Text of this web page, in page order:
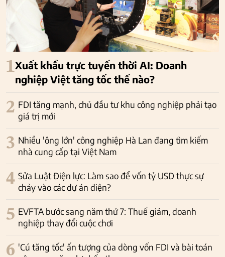
1Xuất khẩu trực tuyến thời AI: Doanh
nghiệp Việt tăng tốc thế nào?
2 FDI tăng mạnh, chủ đầu tư khu công nghiệp phải tạo
giá trị mới
3 Nhiều 'ông lớn' công nghiệp Hà Lan đang tìm kiếm
nhà cung cấp tại Việt Nam
4 Sửa Luật Điện lực: Làm sao để vốn tỷ USD thực sự
chảy vào các dự án điện?
5 EVFTA bước sang năm thứ 7: Thuế giảm, doanh
nghiệp thay đổi cuộc chơi
6 'Cú tăng tốc' ấn tượng của dòng vốn FDI và bài toán